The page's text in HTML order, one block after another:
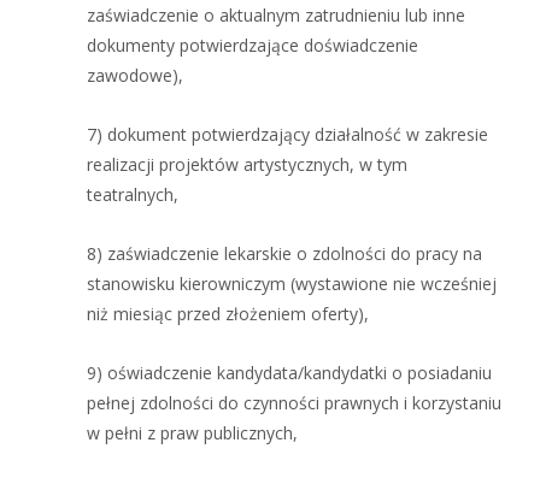
zaświadczenie o aktualnym zatrudnieniu lub inne
dokumenty potwierdzające doświadczenie
zawodowe),
7) dokument potwierdzający działalność w zakresie
realizacji projektów artystycznych, w tym
teatralnych,
8) zaświadczenie lekarskie o zdolności do pracy na
stanowisku kierowniczym (wystawione nie wcześniej
niż miesiąc przed złożeniem oferty),
9) oświadczenie kandydata/kandydatki o posiadaniu
pełnej zdolności do czynności prawnych i korzystaniu
w pełni z praw publicznych,